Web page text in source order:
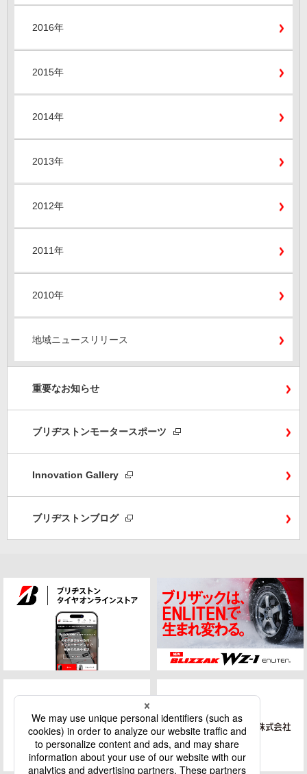
2016年
2015年
2014年
2013年
2012年
2011年
2010年
地域ニュースリリース
重要なお知らせ
ブリヂストンモータースポーツ
Innovation Gallery
ブリヂストンブログ